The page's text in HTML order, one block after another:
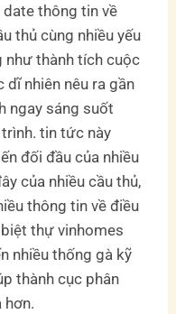
thông tin về
thủ cùng nhiều yếu
như thành tích cuộc
dĩ nhiên nêu ra gần
ngay sáng suốt
tin tức này
đối đầu của nhiều
của nhiều cầu thủ,
thông tin về điều
thự vinhomes
nhiều thống gà kỹ
thành cục phân
hơn.